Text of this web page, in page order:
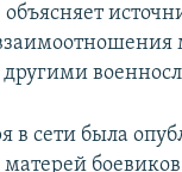
объясняет
в сети была